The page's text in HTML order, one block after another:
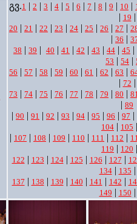
გვ.1 | 2 | 3 | 4 | 5 | 6 | 7 | 8 | 9 | 10 |
| 19 |
20 | 21 | 22 | 23 | 24 | 25 | 26 | 27 |
| 36 |
38 | 39 | 40 | 41 | 42 | 43 | 44 | 45 |
53 | 54 |
56 | 57 | 58 | 59 | 60 | 61 | 62 | 63 |
| 72 |
73 | 74 | 75 | 76 | 77 | 78 | 79 | 80 |
| 89
| 90 | 91 | 92 | 93 | 94 | 95 | 96 | 97 |
104 | 105
| 107 | 108 | 109 | 110 | 111 | 112 |
119 | 120
122 | 123 | 124| 125 | 126 | 127 |
134| 135
137 | 138 | 139 | 140 | 141 | 142 |
149 | 150